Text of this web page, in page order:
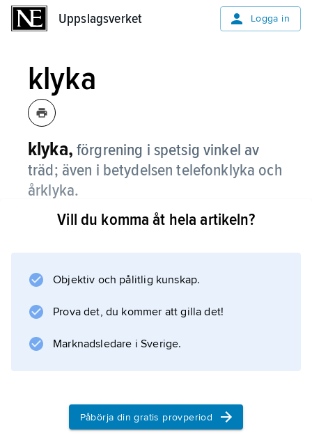
Uppslagsverket Logga in
klyka
klyka, förgrening i spetsig vinkel av
träd; även i betydelsen telefonklyka och
årklyka.
Information om artikeln
Vill du komma åt hela artikeln?
Objektiv och pålitlig kunskap.
Prova det, du kommer att gilla det!
Marknadsledare i Sverige.
Påbörja din gratis provperiod